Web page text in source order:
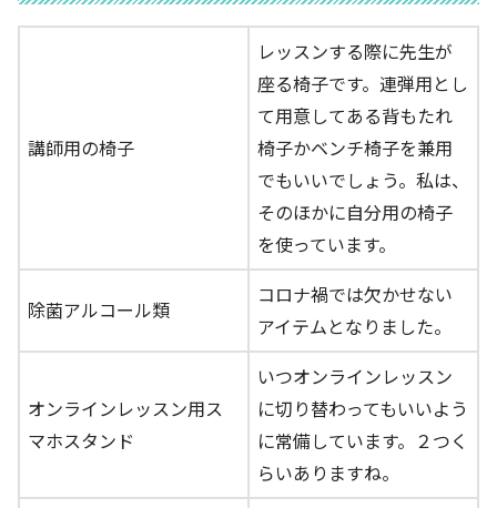
講師用の椅子
レッスンする際に先生が
座る椅子です。連弾用とし
て用意してある背もたれ
椅子かベンチ椅子を兼用
でもいいでしょう。私は、
そのほかに自分用の椅子
を使っています。
除菌アルコール類
コロナ禍では欠かせない
アイテムとなりました。
オンラインレッスン用ス
マホスタンド
いつオンラインレッスン
に切り替わってもいいよう
に常備しています。２つく
らいありますね。